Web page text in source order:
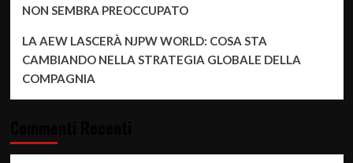
NON SEMBRA PREOCCUPATO
LA AEW LASCERÀ NJPW WORLD: COSA STA
CAMBIANDO NELLA STRATEGIA GLOBALE DELLA
COMPAGNIA